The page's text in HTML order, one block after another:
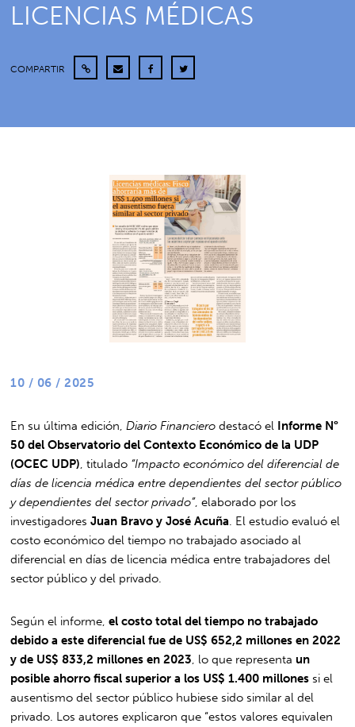
LICENCIAS MÉDICAS
COMPARTIR
10 / 06 / 2025
En su última edición, Diario Financiero destacó el Informe N°
50 del Observatorio del Contexto Económico de la UDP
(OCEC UDP) , titulado “Impacto económico del diferencial de
días de licencia médica entre dependientes del sector público
y dependientes del sector privado”, elaborado por los
investigadoresJuan Bravo y José Acuña . El estudio evaluó el
costo económico del tiempo no trabajado asociado al
diferencial en días de licencia médica entre trabajadores del
sector público y del privado.
Según el informe,el costo total del tiempo no trabajado
debido a este diferencial fue de US$ 652,2 millones en 2022
y de US$ 833,2 millones en 2023 , lo que representa un
posible ahorro fiscal superior a los US$ 1.400 millones si el
ausentismo del sector público hubiese sido similar al del
privado. Los autores explicaron que “estos valores equivalen